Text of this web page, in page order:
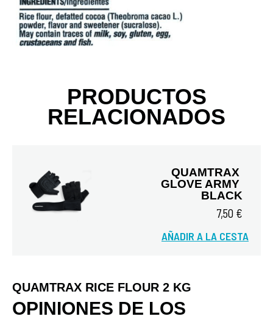
PRODUCTOS
RELACIONADOS
QUAMTRAX
GLOVE ARMY
BLACK
7,50 €
AÑADIR A LA CESTA
QUAMTRAX RICE FLOUR 2 KG
OPINIONES DE LOS